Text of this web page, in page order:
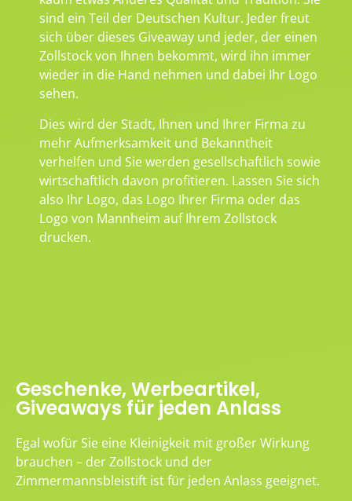
sind ein Teil der Deutschen Kultur. Jeder freut
sich über dieses Giveaway und jeder, der einen
Zollstock von Ihnen bekommt, wird ihn immer
wieder in die Hand nehmen und dabei Ihr Logo
sehen.
Dies wird der Stadt, Ihnen und Ihrer Firma zu
mehr Aufmerksamkeit und Bekanntheit
verhelfen und Sie werden gesellschaftlich sowie
wirtschaftlich davon profitieren. Lassen Sie sich
also Ihr Logo, das Logo Ihrer Firma oder das
Logo von Mannheim auf Ihrem Zollstock
drucken.
Geschenke, Werbeartikel,
Giveaways für jeden Anlass
Egal wofür Sie eine Kleinigkeit mit großer Wirkung
brauchen – der Zollstock und der
Zimmermannsbleistift ist für jeden Anlass geeignet.